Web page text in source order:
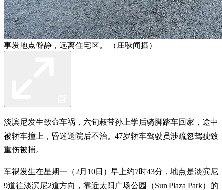
事发地点僻静，远离住宅区。 （庄耿闻摄）
淡滨尼发生致命车祸，六旬叔带孙上学后骑脚踏车回家，途中
被轿车撞上，昏迷送院后不治。47岁轿车驾驶员涉疏忽驾驶致
重伤被捕。
车祸发生在星期一（2月10日）早上约7时43分，地点是淡滨尼
9道往淡滨尼2道方向，靠近太阳广场公园（Sun Plaza Park）的